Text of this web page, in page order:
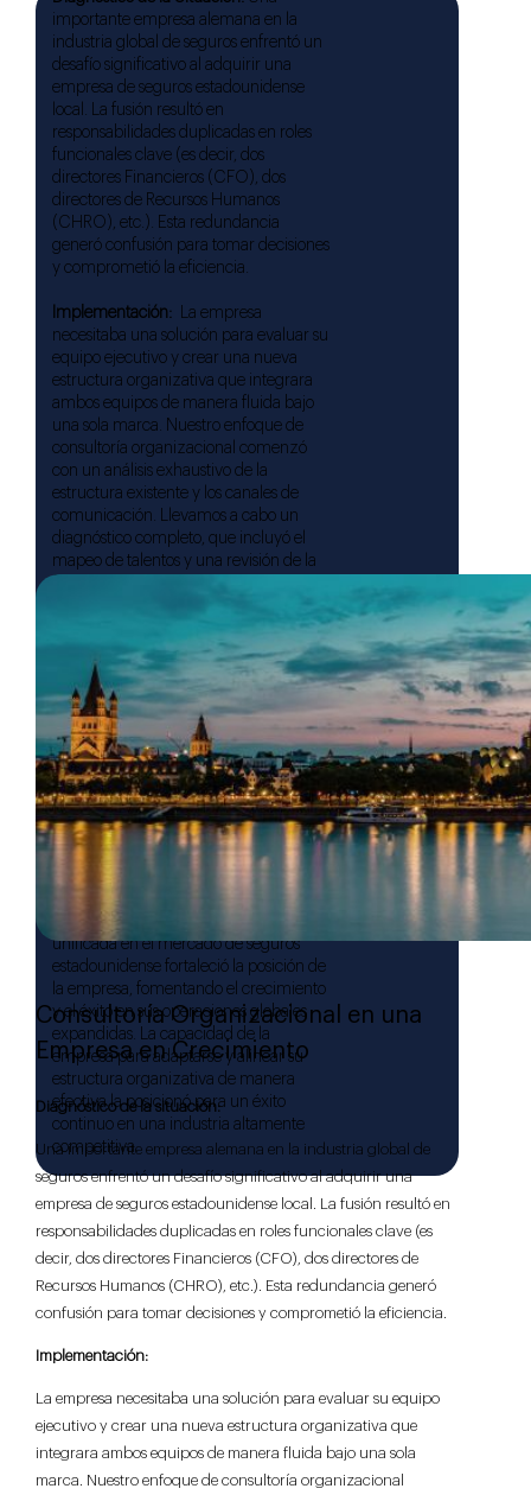
importante empresa alemana en la
industria global de seguros enfrentó un
desafío significativo al adquirir una
empresa de seguros estadounidense
local. La fusión resultó en
responsabilidades duplicadas en roles
funcionales clave (es decir, dos
directores Financieros (CFO), dos
directores de Recursos Humanos
(CHRO), etc.). Esta redundancia
generó confusión para tomar decisiones
y comprometió la eficiencia.
Implementación:
La empresa
necesitaba una solución para evaluar su
equipo ejecutivo y crear una nueva
estructura organizativa que integrara
ambos equipos de manera fluida bajo
una sola marca. Nuestro enfoque de
consultoría organizacional comenzó
con un análisis exhaustivo de la
estructura existente y los canales de
comunicación. Llevamos a cabo un
diagnóstico completo, que incluyó el
mapeo de talentos y una revisión de la
un plan de sucesión, establecimos
retroalimentación en tiempo real,
actualizamos el proceso de
incorporación para nuevos roles
ejecutivos y brindamos asesoramiento
individual a personal clave.
Resultados:Los resultados de nuestros
esfuerzos de consultoría organizacional
fueron transformadores para la
empresa. Esta nueva estructura facilitó
unificada en el mercado de seguros
estadounidense fortaleció la posición de
la empresa, fomentando el crecimiento
y el éxito en sus operaciones globales
expandidas. La capacidad de la
empresa para adaptarse y alinear su
estructura organizativa de manera
efectiva la posicionó para un éxito
continuo en una industria altamente
competitiva.
Consultoría Organizacional en una
Empresa en Crecimiento
Diagnóstico de la situación:
Una importante empresa alemana en la industria global de
seguros enfrentó un desafío significativo al adquirir una
empresa de seguros estadounidense local. La fusión resultó en
responsabilidades duplicadas en roles funcionales clave (es
decir, dos directores Financieros (CFO), dos directores de
Recursos Humanos (CHRO), etc.). Esta redundancia generó
confusión para tomar decisiones y comprometió la eficiencia.
Implementación:
La empresa necesitaba una solución para evaluar su equipo
ejecutivo y crear una nueva estructura organizativa que
integrara ambos equipos de manera fluida bajo una sola
marca. Nuestro enfoque de consultoría organizacional